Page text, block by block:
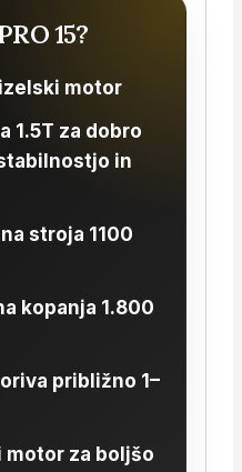
15?
motor
1.5T za dobro
in
stroja 1100
kopanja 1.800
približno 1–
za boljšo